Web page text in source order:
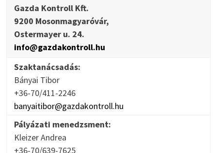
Gazda Kontroll Kft.
9200 Mosonmagyaróvár,
Ostermayer u. 24.
info@gazdakontroll.hu
Szaktanácsadás:
Bányai Tibor
+36-70/411-2246
banyaitibor@gazdakontroll.hu
Pályázati menedzsment:
Kleizer Andrea
+36-70/639-7625